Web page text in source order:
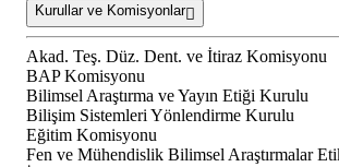
Kurullar ve Komisyonlar
Akad. Teş. Düz. Dent. ve İtiraz Komisyonu
BAP Komisyonu
Bilimsel Araştırma ve Yayın Etiği Kurulu
Bilişim Sistemleri Yönlendirme Kurulu
Eğitim Komisyonu
Fen ve Mühendislik Bilimsel Araştırmalar